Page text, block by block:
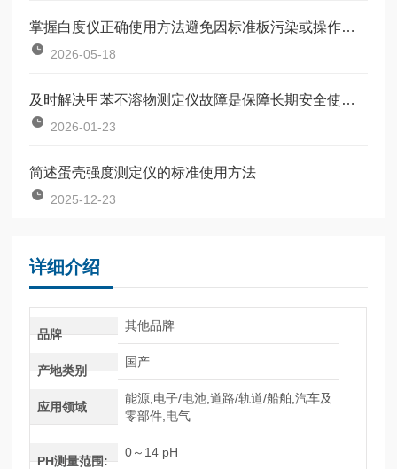
掌握白度仪正确使用方法避免因标准板污染或操作不规范引入误差
2026-05-18
及时解决甲苯不溶物测定仪故障是保障长期安全使用的关键
2026-01-23
简述蛋壳强度测定仪的标准使用方法
2025-12-23
详细介绍
品牌
其他品牌
产地类别
国产
应用领域
能源,电子/电池,道路/轨道/船舶,汽车及
零部件,电气
PH测量范围:
0～14 pH